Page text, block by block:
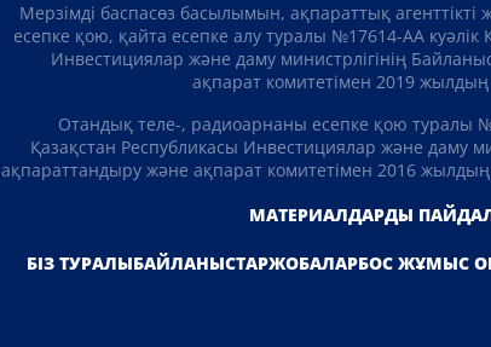
Мерзімді баспасөз басылымын, ақпараттық агенттікті
есепке қою, қайта есепке алу туралы №17614-АА куәлік
Инвестициялар және даму министрлігінің
ақпарат комитетімен 2019
Отандық теле-, радиоарнаны есепке қою туралы
Қазақстан Республикасы Инвестициялар және даму
ақпараттандыру және ақпарат комитетімен 2016 жылдың
МАТЕРИАЛДАРДЫ
БІЗ ТУРАЛЫБАЙЛАНЫСТАРЖОБАЛАРБОС ЖҰМЫС